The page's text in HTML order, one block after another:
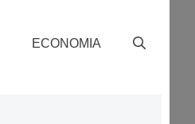
ECONOMIA